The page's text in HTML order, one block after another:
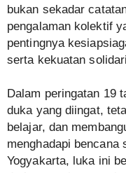
bukan sekadar
pengalaman kolektif
pentingnya
serta kekuatan
Dalam peringatan 19
duka yang diingat,
belajar, dan
menghadapi bencana
Yogyakarta, luka ini